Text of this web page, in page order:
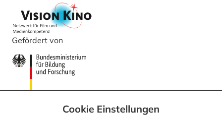
Gefördert von
Cookie Einstellungen